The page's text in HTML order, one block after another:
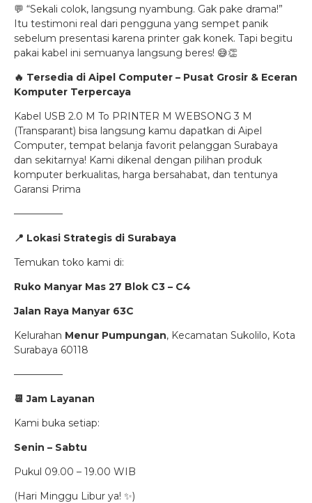
💬 “Sekali colok, langsung nyambung. Gak pake drama!”
Itu testimoni real dari pengguna yang sempet panik
sebelum presentasi karena printer gak konek. Tapi begitu
pakai kabel ini semuanya langsung beres! 😅👏
🔥 Tersedia di Aipel Computer – Pusat Grosir & Eceran
Komputer Terpercaya
Kabel USB 2.0 M To PRINTER M WEBSONG 3 M
(Transparant) bisa langsung kamu dapatkan di Aipel
Computer, tempat belanja favorit pelanggan Surabaya
dan sekitarnya! Kami dikenal dengan pilihan produk
komputer berkualitas, harga bersahabat, dan tentunya
Garansi Prima
—————
📍 Lokasi Strategis di Surabaya
Temukan toko kami di:
Ruko Manyar Mas 27 Blok C3 – C4
Jalan Raya Manyar 63C
Kelurahan Menur Pumpungan, Kecamatan Sukolilo, Kota
Surabaya 60118
—————
📆 Jam Layanan
Kami buka setiap:
Senin – Sabtu
Pukul 09.00 – 19.00 WIB
(Hari Minggu Libur ya! ✨)